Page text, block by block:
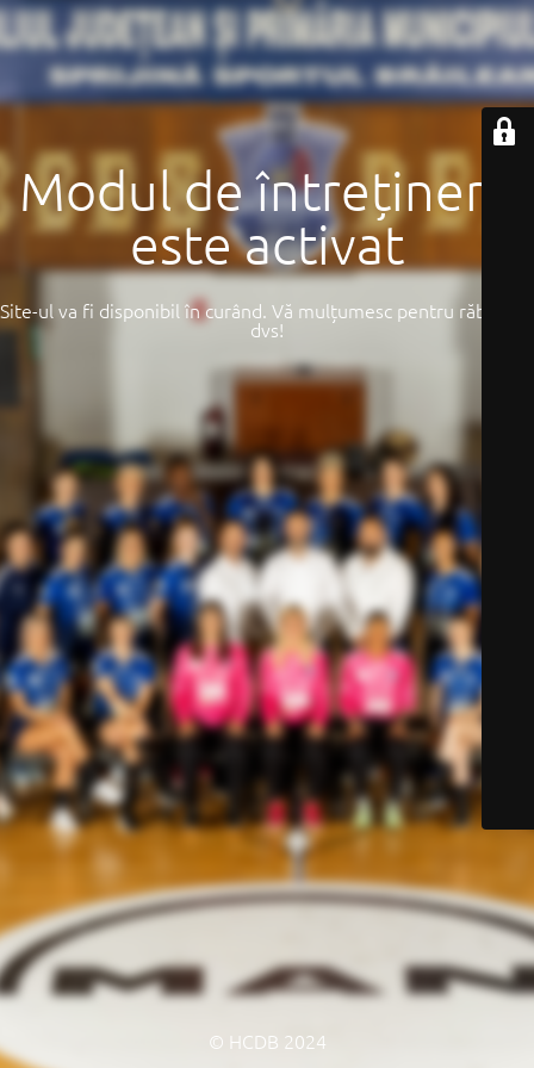
Modul de întreținere
este activat
Site-ul va fi disponibil în curând. Vă mulțumesc pentru răbdarea
dvs!
© HCDB 2024